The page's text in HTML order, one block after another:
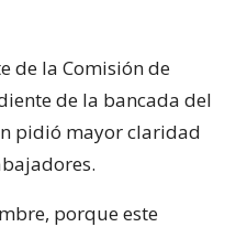
de la Comisión de
de la bancada del
pidió mayor claridad
porque este